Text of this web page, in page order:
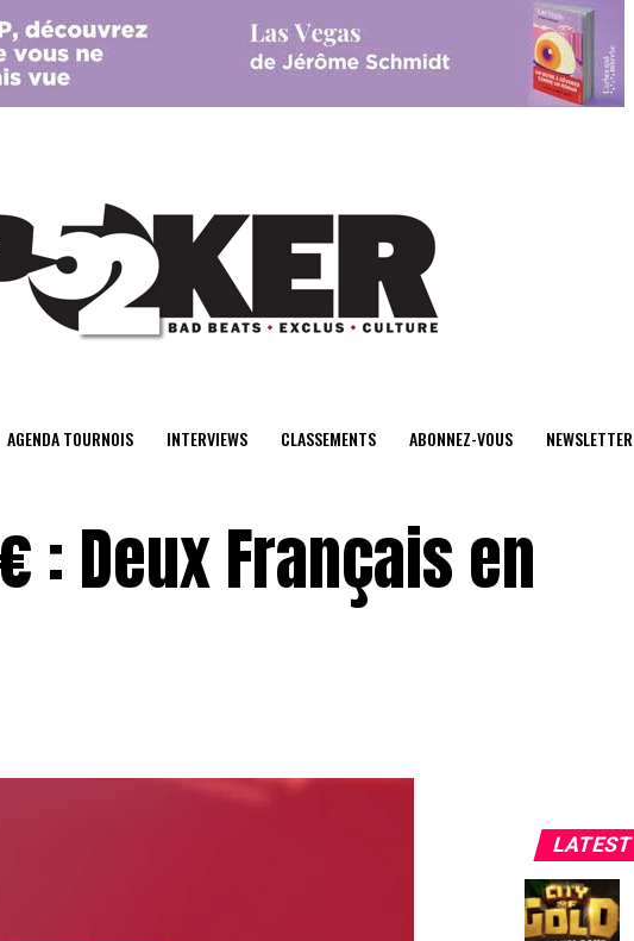
center>
AGENDA TOURNOIS INTERVIEWS CLASSEMENTS ABONNEZ-VOUS NEWSLETTER
: Deux Français en
LATEST